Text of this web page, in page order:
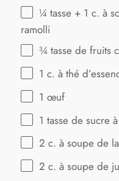
¼ tasse + 1 c. à
ramolli
¾ tasse de fruits
1 c. à thé
1 œuf
1 tasse de sucre
2 c. à soupe de
2 c. à soupe de